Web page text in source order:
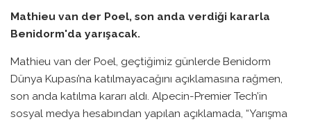
Mathieu van der Poel, son anda verdiği kararla
Benidorm'da yarışacak.
Mathieu van der Poel, geçtiğimiz günlerde Benidorm
Dünya Kupası’na katılmayacağını açıklamasına rağmen,
son anda katılma kararı aldı. Alpecin-Premier Tech’in
sosyal medya hesabından yapılan açıklamada, “Yarışma